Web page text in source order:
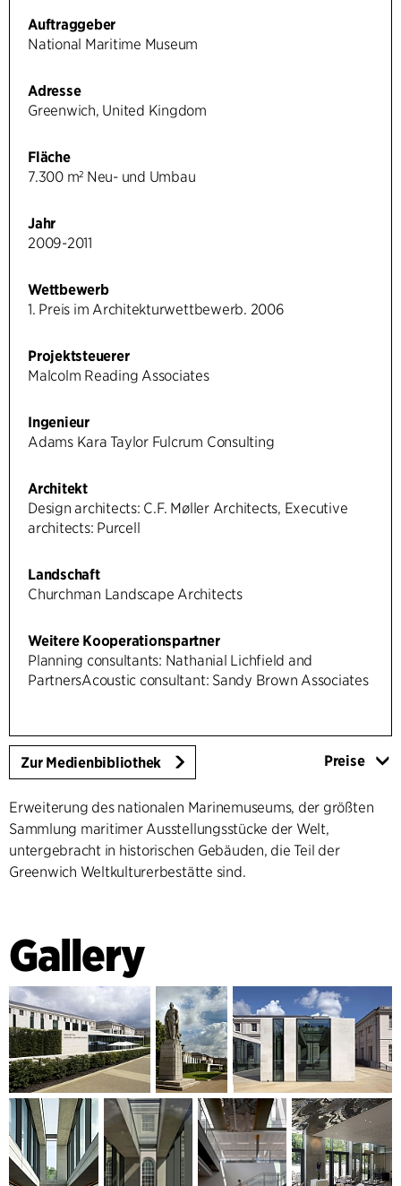
Auftraggeber
National Maritime Museum
Adresse
Greenwich, United Kingdom
Fläche
7.300 m² Neu- und Umbau
Jahr
2009-2011
Wettbewerb
1. Preis im Architekturwettbewerb. 2006
Projektsteuerer
Malcolm Reading Associates
Ingenieur
Adams Kara Taylor Fulcrum Consulting
Architekt
Design architects: C.F. Møller Architects, Executive
architects: Purcell
Landschaft
Churchman Landscape Architects
Weitere Kooperationspartner
Planning consultants: Nathanial Lichfield and
PartnersAcoustic consultant: Sandy Brown Associates
Zur Medienbibliothek Preise
Erweiterung des nationalen Marinemuseums, der größten
Sammlung maritimer Ausstellungsstücke der Welt,
untergebracht in historischen Gebäuden, die Teil der
Greenwich Weltkulturerbestätte sind.
Gallery